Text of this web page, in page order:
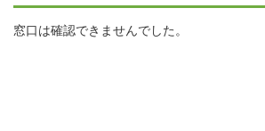
窓口は確認できませんでした。